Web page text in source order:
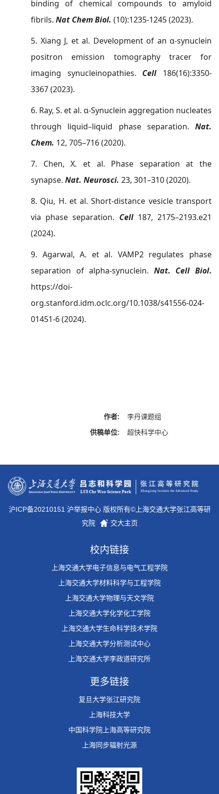
binding of chemical compounds to amyloid
fibrils. Nat Chem Biol. (10):1235-1245(2023).
5. Xiang J, et al. Development of an α-synuclein
positron emission tomography tracer for
imaging synucleinopathies. Cell 186(16):3350-
3367(2023).
6. Ray, S. et al. α-Synuclein aggregation nucleates
through liquid–liquid phase separation. Nat.
Chem. 12, 705–716 (2020).
7. Chen, X.
et al. Phase separation at the
synapse. Nat. Neurosci. 23, 301–310 (2020).
8. Qiu, H. et al. Short-distance vesicle transport
via phase separation. Cell187, 2175–2193.e21
(2024).
9. Agarwal, A. et al. VAMP2 regulates phase
separation of alpha-synuclein. Nat. Cell Biol.
https://doi-
org.stanford.idm.oclc.org/10.1038/s41556-024-
01451-6 (2024).
作者:
李丹课题组
供稿单位:
超快科学中心
沪ICP备20210151 沪举报中心 版权所有©上海交通大学张江高等研
究院
交大主页
校内链接
上海交通大学电子信息与电气工程学院
上海交通大学材料科学与工程学院
上海交通大学物理与天文学院
上海交通大学化学化工学院
上海交通大学生命科学技术学院
上海交通大学分析测试中心
上海交通大学李政道研究所
更多链接
复旦大学张江研究院
上海科技大学
中国科学院上海高等研究院
上海同步辐射光源